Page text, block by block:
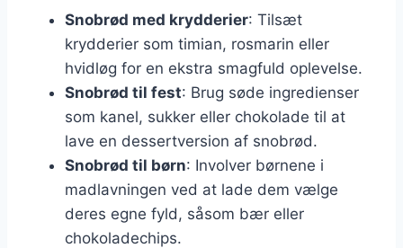
Snobrød med krydderier: Tilsæt
krydderier som timian, rosmarin eller
hvidløg for en ekstra smagfuld oplevelse.
Snobrød til fest: Brug søde ingredienser
som kanel, sukker eller chokolade til at
lave en dessertversion af snobrød.
Snobrød til børn: Involver børnene i
madlavningen ved at lade dem vælge
deres egne fyld, såsom bær eller
chokoladechips.